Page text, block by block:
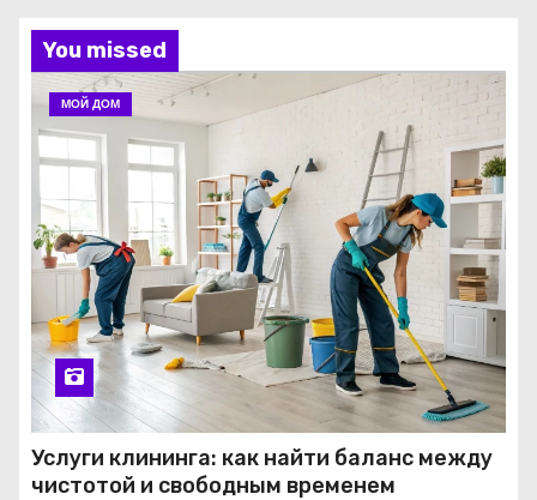
You missed
МОЙ ДОМ
Услуги клининга: как найти баланс между
чистотой и свободным временем